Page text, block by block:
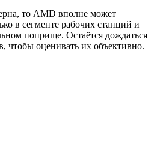
то AMD вполне может
в сегменте рабочих станций и
поприще. Остаётся дождаться
чтобы оценивать их объективно.